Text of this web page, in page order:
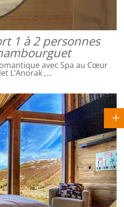
1 à 2 personnes
avec Spa au Cœur
L’Anorak ,…